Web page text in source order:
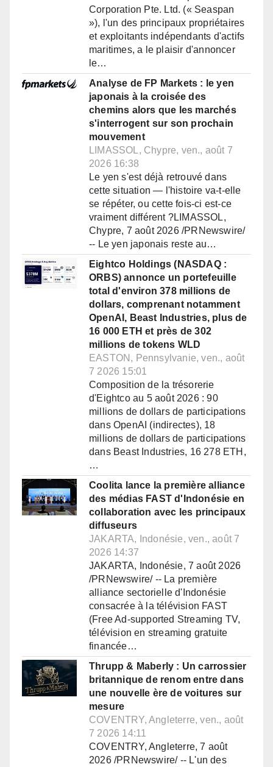
Corporation Pte. Ltd. (« Seaspan
»), l'un des principaux propriétaires
et exploitants indépendants d'actifs
maritimes, a le plaisir d'annoncer
le…
Analyse de FP Markets : le yen
japonais à la croisée des
chemins alors que les marchés
s'interrogent sur son prochain
mouvement
LIMASSOL, Chypre, ven., août 7
2026 16:38
Le yen s'est déjà retrouvé dans
cette situation — l'histoire va-t-elle
se répéter, ou cette fois-ci est-ce
vraiment différent ?LIMASSOL,
Chypre, 7 août 2026 /PRNewswire/
-- Le yen japonais reste au…
Eightco Holdings (NASDAQ :
ORBS) annonce un portefeuille
total d'environ 378 millions de
dollars, comprenant notamment
OpenAI, Beast Industries, plus de
16 000 ETH et près de 302
millions de tokens WLD
EASTON, Pennsylvanie, ven., août
7 2026 15:01
Composition de la trésorerie
d'Eightco au 5 août 2026 : 90
millions de dollars de participations
dans OpenAI (indirectes), 18
millions de dollars de participations
dans Beast Industries, 16 278 ETH,
…
Coolita lance la première alliance
des médias FAST d'Indonésie en
collaboration avec les principaux
diffuseurs
JAKARTA, Indonésie, ven., août 7
2026 14:37
JAKARTA, Indonésie, 7 août 2026
/PRNewswire/ -- La première
alliance sectorielle d'Indonésie
consacrée à la télévision FAST
(Free Ad-supported Streaming TV,
télévision en streaming gratuite
financée…
Thrupp & Maberly : Un carrossier
britannique de renom entre dans
une nouvelle ère de voitures sur
mesure
COVENTRY, Angleterre, ven., août
7 2026 14:11
COVENTRY, Angleterre, 7 août
2026 /PRNewswire/ -- L'un des